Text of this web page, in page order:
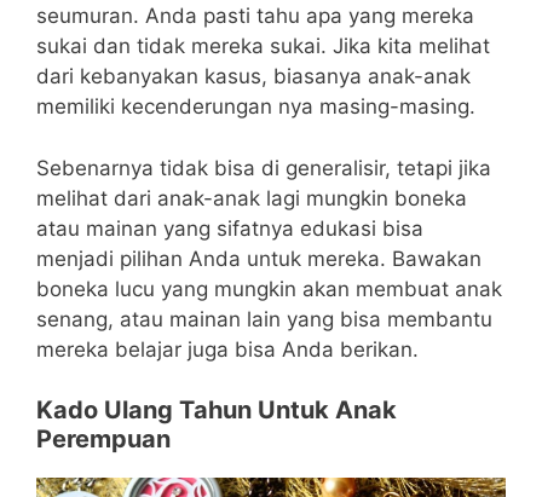
seumuran. Anda pasti tahu apa yang mereka
sukai dan tidak mereka sukai. Jika kita melihat
dari kebanyakan kasus, biasanya anak-anak
memiliki kecenderungan nya masing-masing.
Sebenarnya tidak bisa di generalisir, tetapi jika
melihat dari anak-anak lagi mungkin boneka
atau mainan yang sifatnya edukasi bisa
menjadi pilihan Anda untuk mereka. Bawakan
boneka lucu yang mungkin akan membuat anak
senang, atau mainan lain yang bisa membantu
mereka belajar juga bisa Anda berikan.
Kado Ulang Tahun Untuk Anak
Perempuan